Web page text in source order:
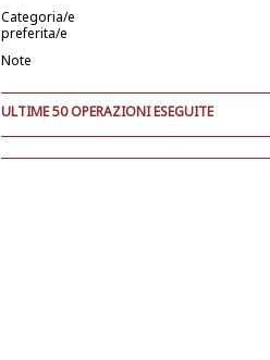
Categoria/e
preferita/e
Note
ULTIME 50 OPERAZIONI ESEGUITE